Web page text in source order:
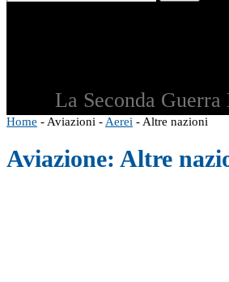
La Seconda
Home - Aviazioni - Aerei - Altre nazioni
Aviazione: Altre